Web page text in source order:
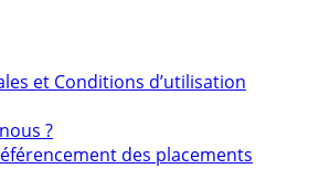
et Conditions d’utilisation
?
des placements